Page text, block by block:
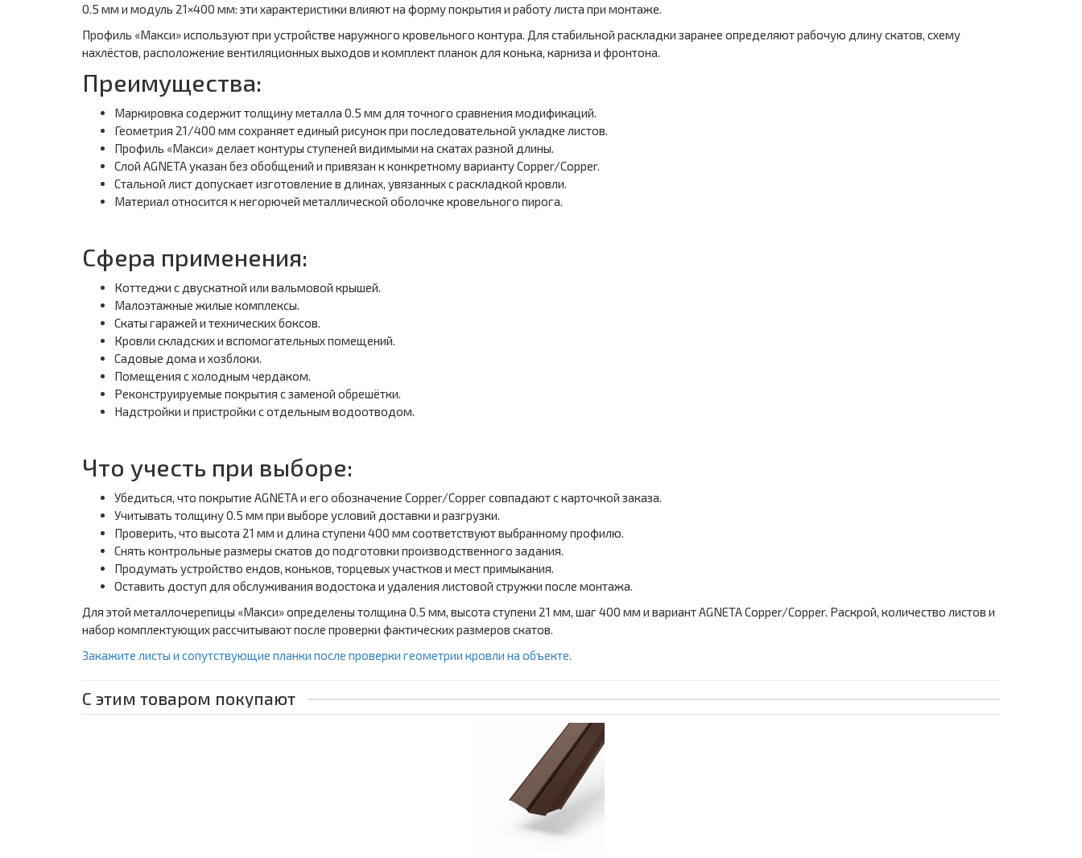
0.5 мм и модуль 21×400 мм: эти характеристики влияют на форму покрытия и работу листа при монтаже.
Профиль «Макси» используют при устройстве наружного кровельного контура. Для стабильной раскладки заранее определяют рабочую длину скатов, схему
нахлёстов, расположение вентиляционных выходов и комплект планок для конька, карниза и фронтона.
Преимущества:
Маркировка содержит толщину металла 0.5 мм для точного сравнения модификаций.
Геометрия 21/400 мм сохраняет единый рисунок при последовательной укладке листов.
Профиль «Макси» делает контуры ступеней видимыми на скатах разной длины.
Слой AGNETA указан без обобщений и привязан к конкретному варианту Copper/Copper.
Стальной лист допускает изготовление в длинах, увязанных с раскладкой кровли.
Материал относится к негорючей металлической оболочке кровельного пирога.
Сфера применения:
Коттеджи с двускатной или вальмовой крышей.
Малоэтажные жилые комплексы.
Скаты гаражей и технических боксов.
Кровли складских и вспомогательных помещений.
Садовые дома и хозблоки.
Помещения с холодным чердаком.
Реконструируемые покрытия с заменой обрешётки.
Надстройки и пристройки с отдельным водоотводом.
Что учесть при выборе:
Убедиться, что покрытие AGNETA и его обозначение Copper/Copper совпадают с карточкой заказа.
Учитывать толщину 0.5 мм при выборе условий доставки и разгрузки.
Проверить, что высота 21 мм и длина ступени 400 мм соответствуют выбранному профилю.
Снять контрольные размеры скатов до подготовки производственного задания.
Продумать устройство ендов, коньков, торцевых участков и мест примыкания.
Оставить доступ для обслуживания водостока и удаления листовой стружки после монтажа.
Для этой металлочерепицы «Макси» определены толщина 0.5 мм, высота ступени 21 мм, шаг 400 мм и вариант AGNETA Copper/Copper. Раскрой, количество листов и
набор комплектующих рассчитывают после проверки фактических размеров скатов.
Закажите листы и сопутствующие планки после проверки геометрии кровли на объекте.
С этим товаром покупают